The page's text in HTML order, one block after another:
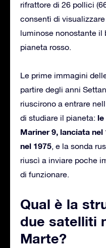
rifrattore di 26 pollici
consentì di
luminose nonostante il
pianeta rosso.
Le prime immagini
partire degli anni
riuscirono a entrare
di studiare il pianeta:
Mariner 9, lanciata nel
nel 1975, e la sonda
riuscì a inviare poche
di funzionare.
Qual è la
due satelliti
Marte?